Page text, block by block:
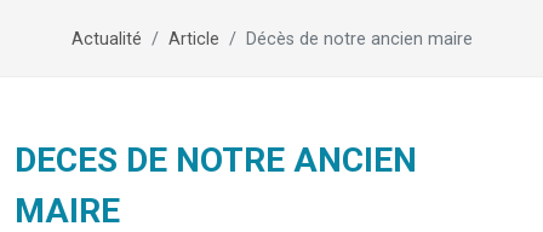
Actualité Article Décès de notre ancien maire
DECES DE NOTRE ANCIEN
MAIRE